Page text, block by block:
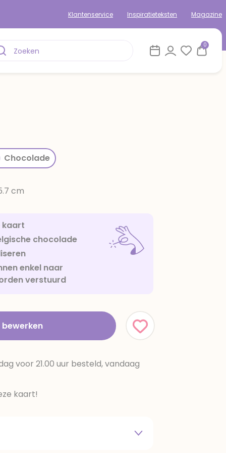
Klantenservice Inspiratieteksten Magazine
0
Chocolade
cm
kaart
chocolade
enkel naar
verstuurd
voor 21.00 uur besteld, vandaag
kaart!